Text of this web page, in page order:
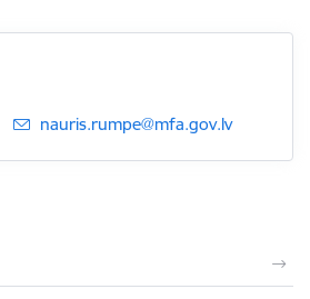
E-pasts:
nauris.rumpe@mfa.gov.lv